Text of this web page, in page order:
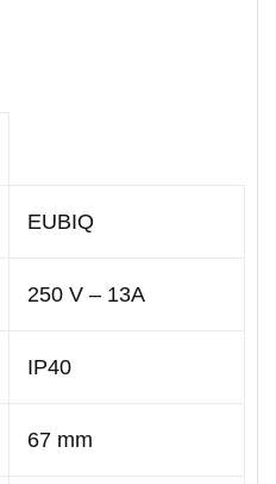
EUBIQ
250 V – 13A
IP40
67 mm